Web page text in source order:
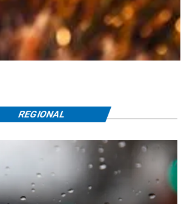
REGIONAL